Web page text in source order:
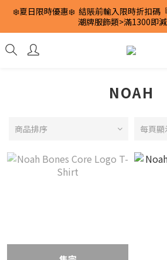
❄️夏日限時優惠❄️  結賬前輸入限時折扣碼
潮牌服飾類>滿1300即
NOAH
商品排序 每頁顯